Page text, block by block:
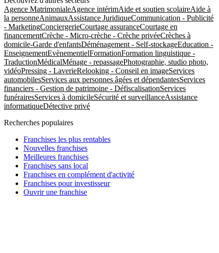
Agence MatrimonialeAgence intérimAide et soutien scolaireAide à
la personneAnimauxAssistance JuridiqueCommunication - Publicité
- MarketingConciergerieCourtage assuranceCourtage en
financementCrèche - Micro-crèche - Crèche privéeCrèches à
domicile-Garde d'enfantsDéménagement - Self-stockageEducation -
EnseignementEvènementielFormationFormation linguistique -
TraductionMédicalMénage - repassagePhotographie, studio photo,
vidéoPressing - LaverieRelooking - Conseil en imageServices
automobilesServices aux personnes âgées et dépendantesServices
financiers - Gestion de patrimoine - DéfiscalisationServices
funérairesServices à domicileSécurité et surveillanceAssistance
informatiqueDétective privé
Recherches populaires
Franchises les plus rentables
Nouvelles franchises
Meilleures franchises
Franchises sans local
Franchises en complément d'activité
Franchises pour investisseur
Ouvrir une franchise